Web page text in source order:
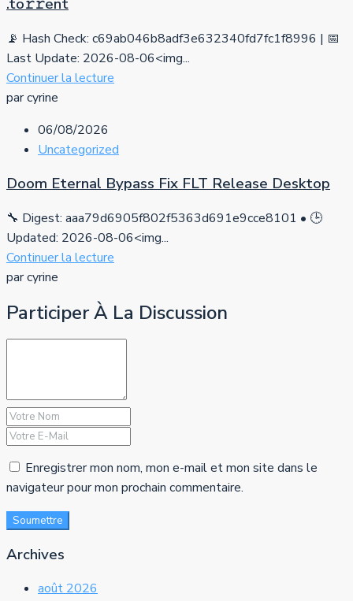
📡 Hash Check: c69ab046b8adf3e632340fd7fc1f8996 | 📅
Last Update: 2026-08-06<img...
Continuer la lecture
par cyrine
06/08/2026
Uncategorized
Doom Eternal Bypass Fix FLT Release Desktop
🔧 Digest: aaa79d6905f802f5363d691e9cce8101 • 🕒
Updated: 2026-08-06<img...
Continuer la lecture
par cyrine
Participer À La Discussion
Enregistrer mon nom, mon e-mail et mon site dans le
navigateur pour mon prochain commentaire.
Soumettre
Archives
août 2026